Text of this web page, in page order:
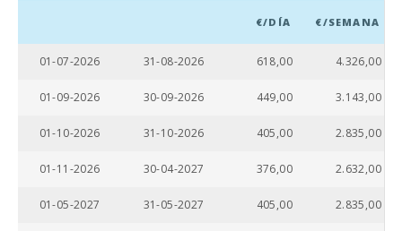
€/DÍA €/SEMANA
01-07-2026 31-08-2026 618,00 4.326,00
01-09-2026 30-09-2026 449,00 3.143,00
01-10-2026 31-10-2026 405,00 2.835,00
01-11-2026 30-04-2027 376,00 2.632,00
01-05-2027 31-05-2027 405,00 2.835,00